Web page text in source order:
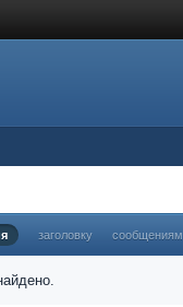
заголовку сообщениям